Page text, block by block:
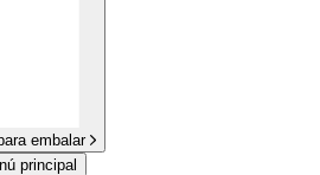
embalar
principal